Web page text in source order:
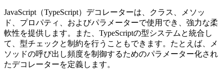
JavaScript（TypeScript）デコレーターは、クラス、メソッ
ド、プロパティ、およびパラメーターで使用でき、強力な柔
軟性を提供します。また、TypeScriptの型システムと統合し
て、型チェックと制約を行うこともできます。たとえば、メ
ソッドの呼び出し頻度を制御するためのパラメーター化され
たデコレーターを定義します。